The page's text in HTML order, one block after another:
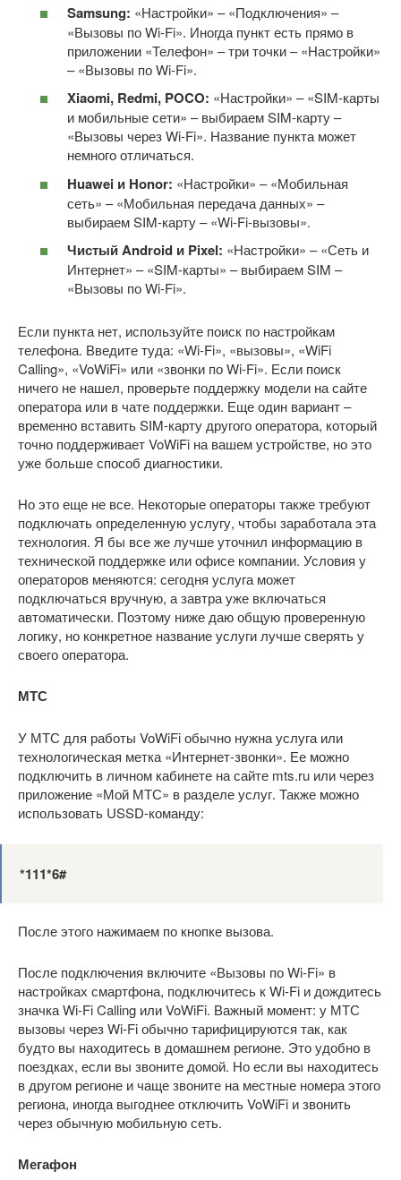
Samsung: «Настройки» – «Подключения» –
«Вызовы по Wi-Fi». Иногда пункт есть прямо в
приложении «Телефон» – три точки – «Настройки»
– «Вызовы по Wi-Fi».
Xiaomi, Redmi, POCO: «Настройки» – «SIM-карты
и мобильные сети» – выбираем SIM-карту –
«Вызовы через Wi-Fi». Название пункта может
немного отличаться.
Huawei и Honor: «Настройки» – «Мобильная
сеть» – «Мобильная передача данных» –
выбираем SIM-карту – «Wi-Fi-вызовы».
Чистый Android и Pixel: «Настройки» – «Сеть и
Интернет» – «SIM-карты» – выбираем SIM –
«Вызовы по Wi-Fi».
Если пункта нет, используйте поиск по настройкам
телефона. Введите туда: «Wi-Fi», «вызовы», «WiFi
Calling», «VoWiFi» или «звонки по Wi-Fi». Если поиск
ничего не нашел, проверьте поддержку модели на сайте
оператора или в чате поддержки. Еще один вариант –
временно вставить SIM-карту другого оператора, который
точно поддерживает VoWiFi на вашем устройстве, но это
уже больше способ диагностики.
Но это еще не все. Некоторые операторы также требуют
подключать определенную услугу, чтобы заработала эта
технология. Я бы все же лучше уточнил информацию в
технической поддержке или офисе компании. Условия у
операторов меняются: сегодня услуга может
подключаться вручную, а завтра уже включаться
автоматически. Поэтому ниже даю общую проверенную
логику, но конкретное название услуги лучше сверять у
своего оператора.
МТС
У МТС для работы VoWiFi обычно нужна услуга или
технологическая метка «Интернет-звонки». Ее можно
подключить в личном кабинете на сайте mts.ru или через
приложение «Мой МТС» в разделе услуг. Также можно
использовать USSD-команду:
*111*6#
После этого нажимаем по кнопке вызова.
После подключения включите «Вызовы по Wi-Fi» в
настройках смартфона, подключитесь к Wi-Fi и дождитесь
значка Wi-Fi Calling или VoWiFi. Важный момент: у МТС
вызовы через Wi-Fi обычно тарифицируются так, как
будто вы находитесь в домашнем регионе. Это удобно в
поездках, если вы звоните домой. Но если вы находитесь
в другом регионе и чаще звоните на местные номера этого
региона, иногда выгоднее отключить VoWiFi и звонить
через обычную мобильную сеть.
Мегафон